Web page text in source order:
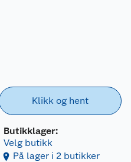
Klikk og hent
Butikklager:
Velg butikk
På lager i 2 butikker